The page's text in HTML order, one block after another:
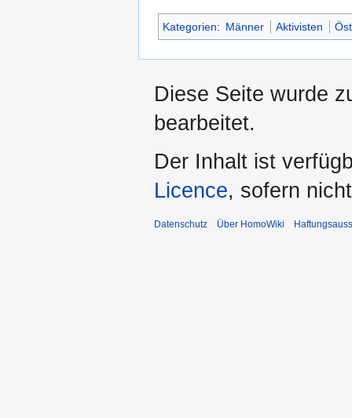
Kategorien: Männer Aktivisten
Diese Seite wurde
bearbeitet.
Der Inhalt ist
Licence, sofern
Datenschutz Über HomoWiki